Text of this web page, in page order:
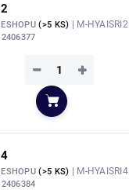
(>5 KS) | M-HYAISRI2
+
−
Do košíku
(>5 KS) | M-HYAISRI4